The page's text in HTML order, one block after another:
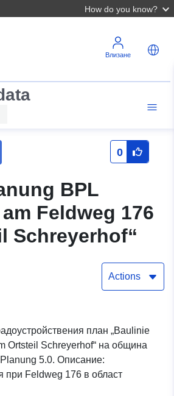
How do you know?
Влизане
0
BPL
Feldweg 176
Schreyerhof“
Actions
план „Baulinie
Ortsteil Schreyerhof“ на община
5.0. Описание:
при Feldweg 176 в област